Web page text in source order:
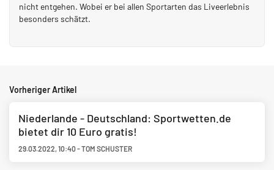
nicht entgehen. Wobei er bei allen Sportarten das Liveerlebnis
besonders schätzt.
Vorheriger Artikel
Niederlande - Deutschland: Sportwetten.de
bietet dir 10 Euro gratis!
29.03.2022,10:40-TOM SCHUSTER